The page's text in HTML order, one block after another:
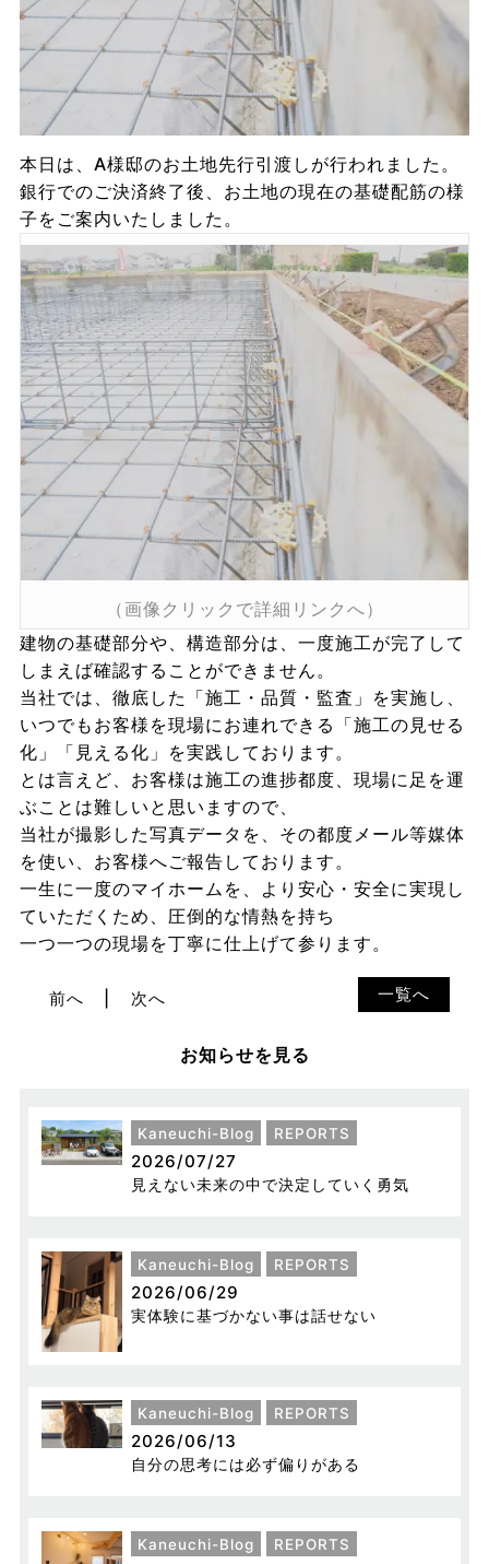
本日は、A様邸のお土地先行引渡しが行われました。
銀行でのご決済終了後、お土地の現在の基礎配筋の様
子をご案内いたしました。
（画像クリックで詳細リンクへ）
建物の基礎部分や、構造部分は、一度施工が完了して
しまえば確認することができません。
当社では、徹底した「施工・品質・監査」を実施し、
いつでもお客様を現場にお連れできる「施工の見せる
化」「見える化」を実践しております。
とは言えど、お客様は施工の進捗都度、現場に足を運
ぶことは難しいと思いますので、
当社が撮影した写真データを、その都度メール等媒体
を使い、お客様へご報告しております。
一生に一度のマイホームを、より安心・安全に実現し
ていただくため、圧倒的な情熱を持ち
一つ一つの現場を丁寧に仕上げて参ります。
一覧へ
前へ 次へ
お知らせを見る
Kaneuchi-Blog REPORTS
2026/07/27
見えない未来の中で決定していく勇気
Kaneuchi-Blog REPORTS
2026/06/29
実体験に基づかない事は話せない
Kaneuchi-Blog REPORTS
2026/06/13
自分の思考には必ず偏りがある
Kaneuchi-Blog REPORTS